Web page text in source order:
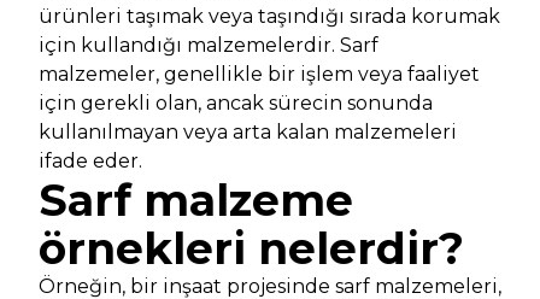
ürünleri taşımak veya taşındığı sırada korumak
için kullandığı malzemelerdir. Sarf
malzemeler, genellikle bir işlem veya faaliyet
için gerekli olan, ancak sürecin sonunda
kullanılmayan veya arta kalan malzemeleri
ifade eder.
Sarf malzeme
örnekleri nelerdir?
Örneğin, bir inşaat projesinde sarf malzemeleri,